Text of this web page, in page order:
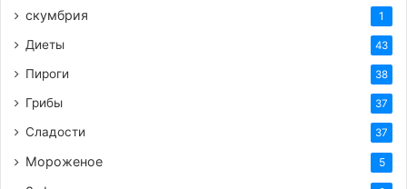
сливать, как с макарон, по этой причине
нужно, чтобы ее было в наличии достаточно.
При закипании убрать пену, она как правило
образуется на поверхности, и отваривать кашу
25 минут. По окончании этого воду слить, кашу
можно прополоснуть.
В подходящий сотейник или казан высыпать
скумбрия 1
Диеты 43
Пироги 38
Грибы 37
Сладости 37
Мороженое 5